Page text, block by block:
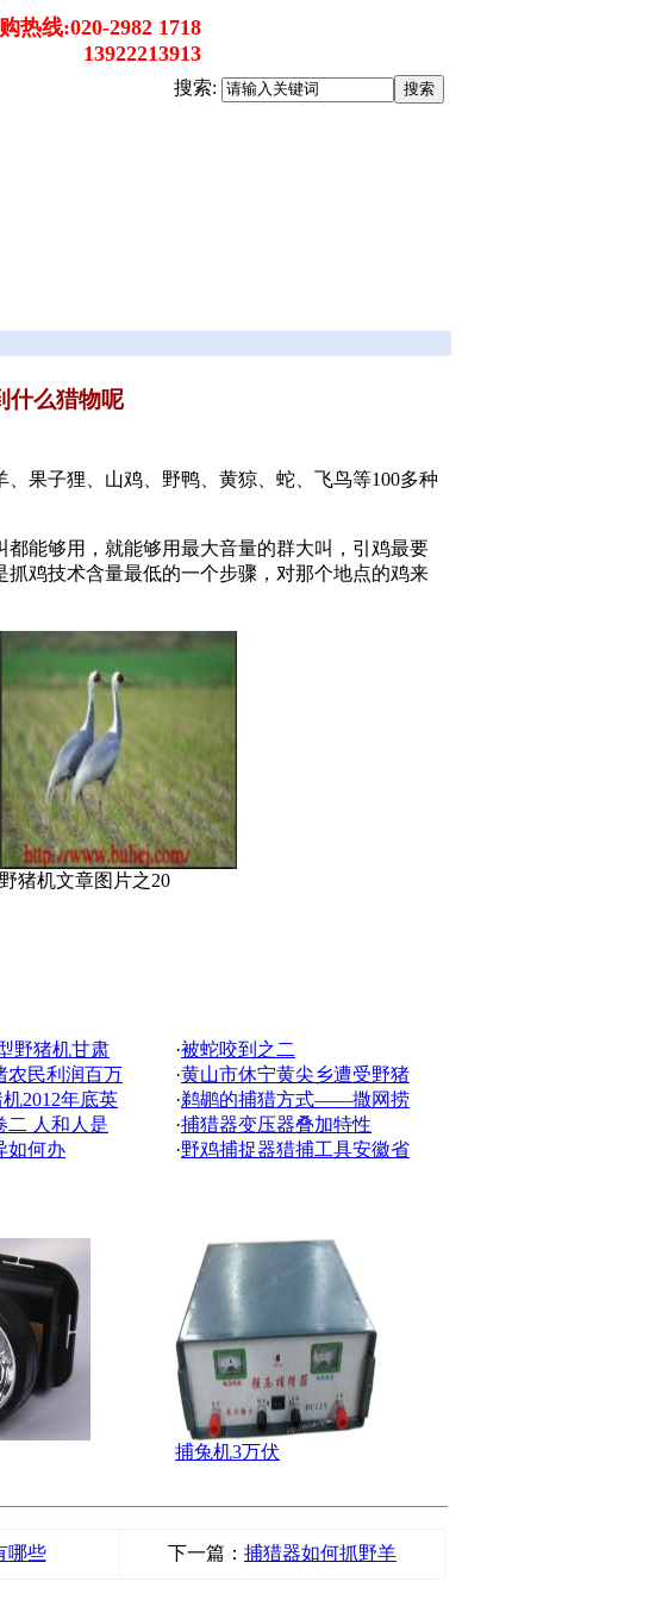
热线:020-2982 1718
13922213913
搜索:
什么猎物呢
果子狸、山鸡、野鸭、黄猄、蛇、飞鸟等100多种
能够用，就能够用最大音量的群大叫，引鸡最要
鸡技术含量最低的一个步骤，对那个地点的鸡来
野猪机文章图片之20
野猪机甘肃 ·被蛇咬到之二
农民利润百万 ·黄山市休宁黄尖乡遭受野猪
2012年底英 ·鹈鹕的捕猎方式——撒网捞
二 人和人是 ·捕猎器变压器叠加特性
如何办 ·野鸡捕捉器猎捕工具安徽省
捕兔机3万伏
哪些 下一篇： 捕猎器如何抓野羊